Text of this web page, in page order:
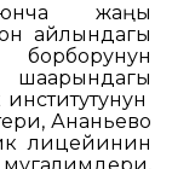
жаңы
айлындагы
борборунун
Ананьево
лицейинин